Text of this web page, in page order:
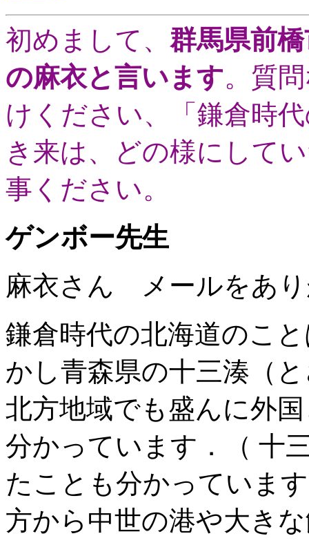
初めまして、 群馬県前
の麻衣と言います。質
けください、「鎌倉時
き来は、どの様にして
事ください。
ゲンボー先生
麻衣さん メールをあ
鎌倉時代の北海道のこ
かし青森県の十三湊（
北方地域でも盛んに外
分かっています．（ 十
たことも分かっていま
方から中世の港や大き